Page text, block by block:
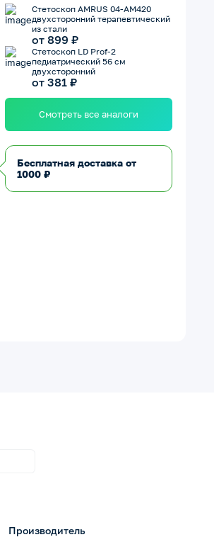
Стетоскоп AMRUS 04-AM420
двухсторонний терапевтический
из стали
от 899 ₽
Стетоскоп LD Prof-2
педиатрический 56 см
двухсторонний
от 381 ₽
Смотреть все аналоги
Бесплатная доставка от
1000 ₽
Производитель